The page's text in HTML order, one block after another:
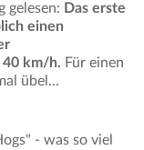
gelesen: Das erste
einen
40 km/h. Für einen
übel...
- was so viel